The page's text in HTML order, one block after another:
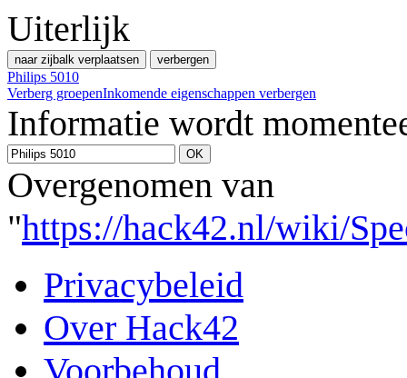
Uiterlijk
naar zijbalk verplaatsen verbergen
Philips 5010
Verberg groepenInkomende eigenschappen verbergen
Informatie wordt
Overgenomen van
"https://hack42.nl/wiki/
Privacybeleid
Over Hack42